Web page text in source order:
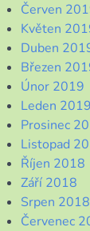
Červen
Květen
Duben
Březen
Únor 2019
Leden 2019
Prosinec
Listopad
Říjen 2018
Září 2018
Srpen 2018
Červenec